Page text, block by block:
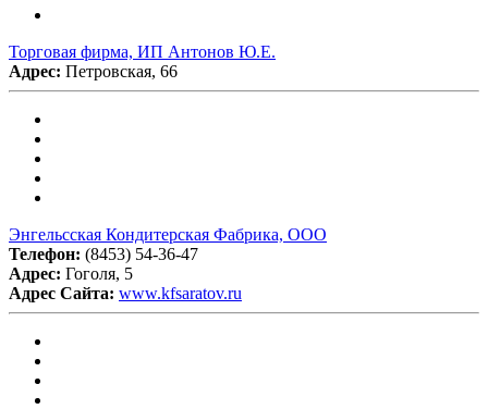
Торговая фирма, ИП Антонов Ю.Е.
Адрес: Петровская, 66
Энгельсская Кондитерская Фабрика, ООО
Телефон: (8453) 54-36-47
Адрес: Гоголя, 5
Адрес Сайта: www.kfsaratov.ru